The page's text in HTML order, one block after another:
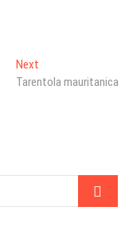
NextNext
post:
Tarentola mauritanica
Search